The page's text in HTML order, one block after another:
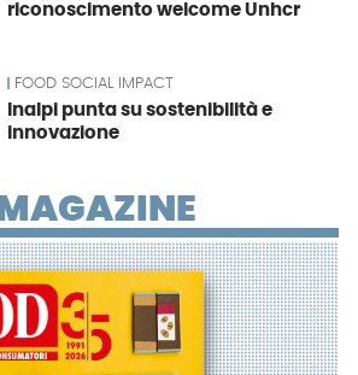
riconoscimento welcome Unhcr
FOOD SOCIAL IMPACT
Inalpi punta su sostenibilità e
innovazione
MAGAZINE